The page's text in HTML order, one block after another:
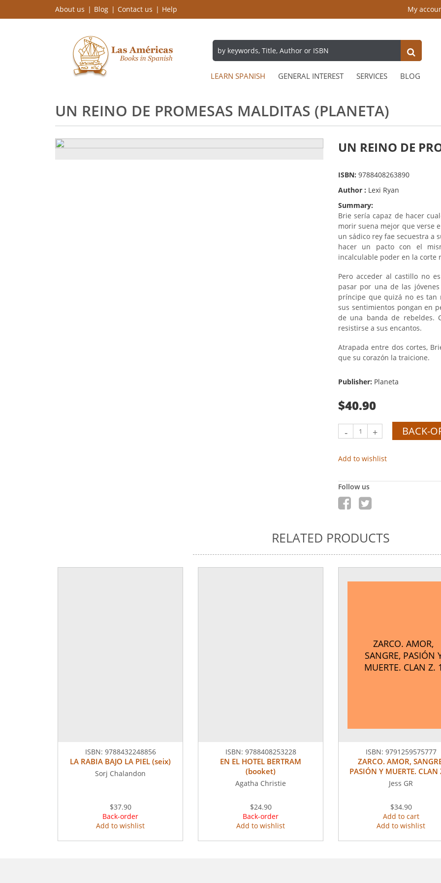
About us Blog Contact us Help My
LEARN SPANISH GENERAL INTEREST SERVICES BLOG
UN REINO DE PROMESAS MALDITAS (PLANETA)
UN REINO DE
ISBN: 9788408263890
Author : Lexi Ryan
Summary:
Brie sería capaz de hacer
morir suena mejor que verse
un sádico rey fae secuestra a
hacer un pacto con el
incalculable poder en la corte
Pero acceder al castillo no
pasar por una de las
príncipe que quizá no es tan
sus sentimientos pongan en
de una banda de rebeldes.
resistirse a sus encantos.
Atrapada entre dos cortes,
que su corazón la traicione.
Publisher: Planeta
$40.90
- + BACK-
Add to wishlist
Follow us
RELATED PRODUCTS
ISBN: 9788432248856
LA RABIA BAJO LA PIEL (seix)
Sorj Chalandon
$37.90
Back-order
Add to wishlist
ISBN: 9788408253228
EN EL HOTEL BERTRAM
(booket)
Agatha Christie
$24.90
Back-order
Add to wishlist
ZARCO. AMOR,
SANGRE, PASIÓN
MUERTE. CLAN Z.
ISBN: 9791259575777
ZARCO. AMOR,
PASIÓN Y MUERTE. CLAN
Jess GR
$34.90
Add to cart
Add to wishlist